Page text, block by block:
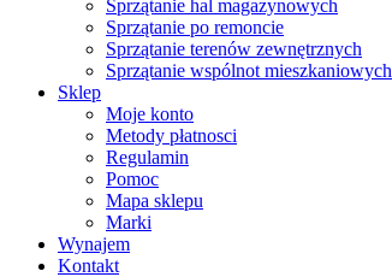
Sprzątanie hal magazynowych
Sprzątanie po remoncie
Sprzątanie terenów zewnętrznych
Sprzątanie wspólnot mieszkaniowych
Sklep
Moje konto
Metody płatnosci
Regulamin
Pomoc
Mapa sklepu
Marki
Wynajem
Kontakt